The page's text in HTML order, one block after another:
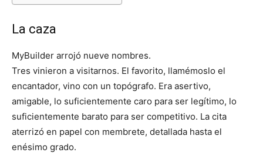
La caza
MyBuilder arrojó nueve nombres.
Tres vinieron a visitarnos. El favorito, llamémoslo el
encantador, vino con un topógrafo. Era asertivo,
amigable, lo suficientemente caro para ser legítimo, lo
suficientemente barato para ser competitivo. La cita
aterrizó en papel con membrete, detallada hasta el
enésimo grado.